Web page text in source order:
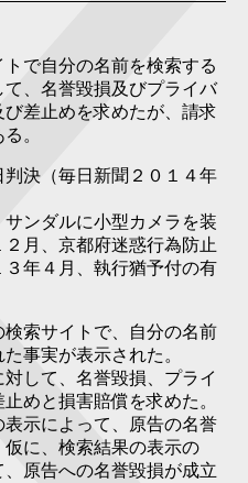
で自分の名前を検索する
、名誉毀損及びプライバ
差止めを求めたが、請求
。
決（毎日新聞２０１４年
ンダルに小型カメラを装
月、京都府迷惑行為防止
年４月、執行猶予付の有
索サイトで、自分の名前
事実が表示された。
して、名誉毀損、プライ
めと損害賠償を求めた。
示によって、原告の名誉
に、検索結果の表示の
原告への名誉毀損が成立